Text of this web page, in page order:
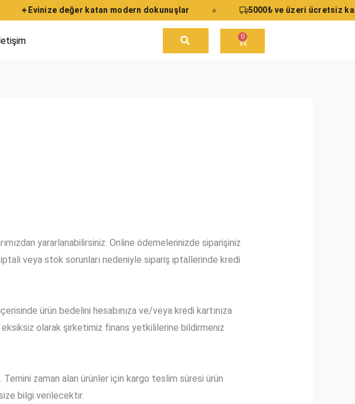
Evinize değer katan modern dokunuşlar 5000₺ ve üzeri ücretsiz
0
Cart
yararlanabilirsiniz. Online ödemelerinizde siparişiniz
veya stok sorunları nedeniyle sipariş iptallerinde kredi
ürün bedelini hesabınıza ve/veya kredi kartınıza
olarak şirketimiz finans yetkililerine bildirmeniz
zaman alan ürünler için kargo teslim süresi ürün
bilgi verilecektir.